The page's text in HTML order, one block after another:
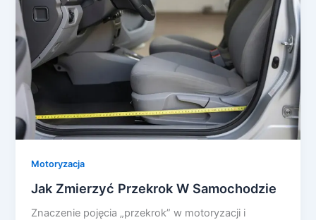
Motoryzacja
Jak Zmierzyć Przekrok W Samochodzie
Znaczenie pojęcia „przekrok” w motoryzacji i